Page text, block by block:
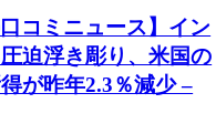
口コミニュース】イン
迫浮き彫り、米国の
が昨年2.3％減少 –